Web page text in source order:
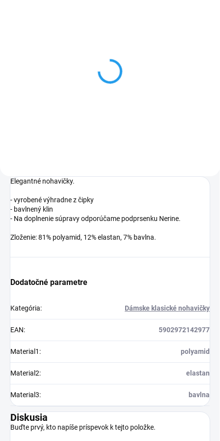
Elegantné nohavičky.
- vyrobené výhradne z čipky
- bavlnený klin
- Na doplnenie súpravy odporúčame podprsenku Nerine.
Zloženie: 81% polyamid, 12% elastan, 7% bavlna.
Dodatočné parametre
Kategória: Dámske klasické nohavičky
EAN: 5902972142977
Material1 : polyamid
Material2: elastan
Material3: bavlna
Diskusia
Buďte prvý, kto napíše príspevok k tejto položke.